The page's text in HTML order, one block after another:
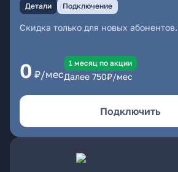
Детали Подключение
Скидка только для новых абонентов.
0 ₽/мес
1 месяц по акции
Далее 750₽/мес
Подключить